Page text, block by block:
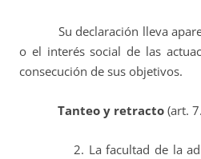
Su declaración lleva
o el interés social de las
consecución de sus objetivos.
Tanteo y retracto (art.
2. La facultad de la